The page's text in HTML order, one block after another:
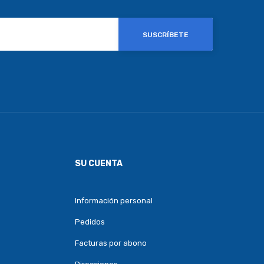
SUSCRÍBETE
SU CUENTA
Información personal
Pedidos
Facturas por abono